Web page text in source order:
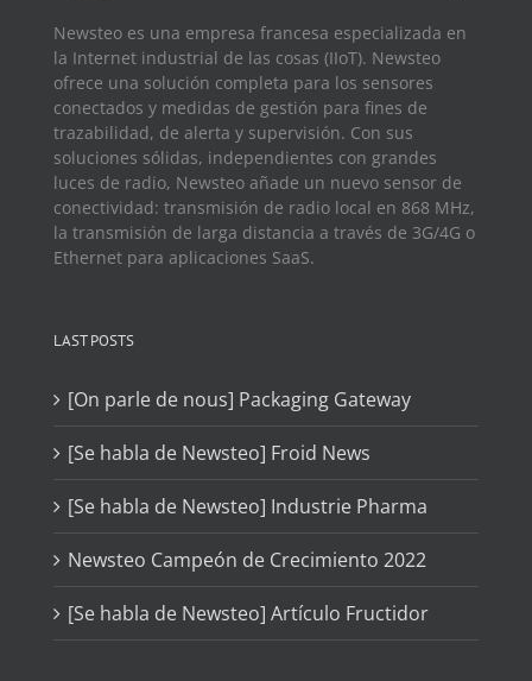
Newsteo es una empresa francesa especializada en
la Internet industrial de las cosas (IIoT). Newsteo
ofrece una solución completa para los sensores
conectados y medidas de gestión para fines de
trazabilidad, de alerta y supervisión. Con sus
soluciones sólidas, independientes con grandes
luces de radio, Newsteo añade un nuevo sensor de
conectividad: transmisión de radio local en 868 MHz,
la transmisión de larga distancia a través de 3G/4G o
Ethernet para aplicaciones SaaS.
LAST POSTS
[On parle de nous] Packaging Gateway
[Se habla de Newsteo] Froid News
[Se habla de Newsteo] Industrie Pharma
Newsteo Campeón de Crecimiento 2022
[Se habla de Newsteo] Artículo Fructidor